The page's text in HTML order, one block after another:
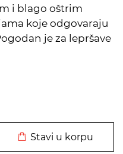
i blago oštrim
koje odgovaraju
je za lepršave
Stavi u korpu